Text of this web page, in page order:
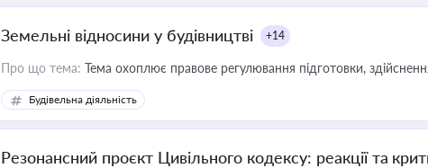
Земельні відносини у будівництві +14
Про що тема: Тема охоплює правове регулювання підготовки,
Будівельна діяльність
Резонансний проєкт Цивільного кодексу: реакції та